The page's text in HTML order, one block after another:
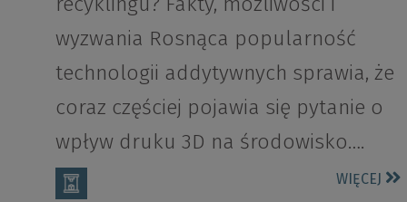
wyzwania Rosnąca popularność
technologii addytywnych sprawia, że
coraz częściej pojawia się pytanie o
wpływ druku 3D na środowisko….
WIĘCEJ